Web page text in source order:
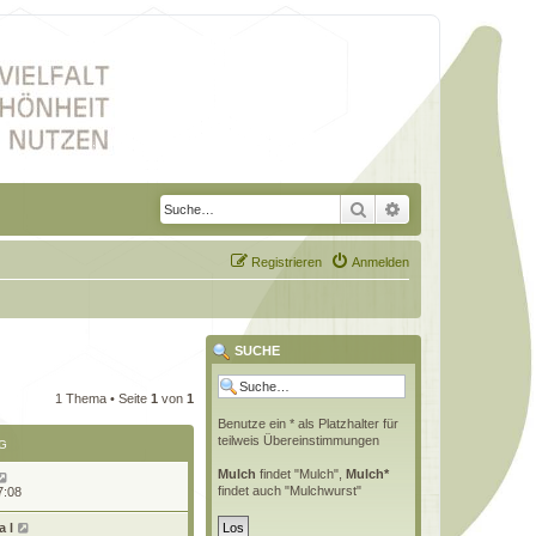
Suche Erweiterte Suche
Anmelden
Registrieren
1 Thema • Seite 1 von 1
l
SUCHE
Benutze ein * als Platzhalter für
teilweis Übereinstimmungen
Mulch findet "Mulch", Mulch*
findet auch "Mulchwurst"